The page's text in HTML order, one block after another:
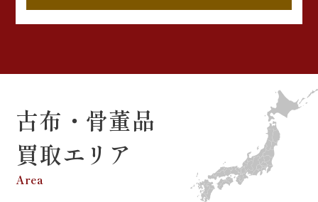
古布・骨董品
買取エリア
Area